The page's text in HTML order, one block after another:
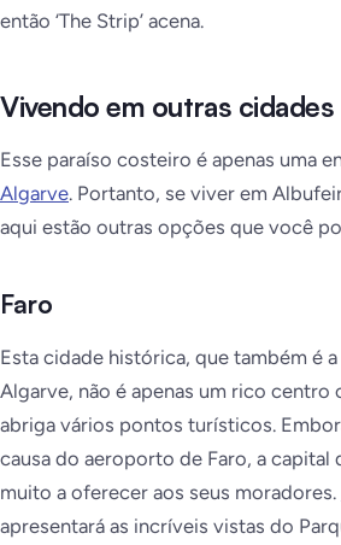
então ‘The Strip’ acena.
Vivendo em outras
Esse paraíso costeiro é apenas uma
Algarve. Portanto, se viver em
aqui estão outras opções que você
Faro
Esta cidade histórica, que também é
Algarve, não é apenas um rico centro
abriga vários pontos turísticos.
causa do aeroporto de Faro, a capital
muito a oferecer aos seus moradores.
apresentará as incríveis vistas do